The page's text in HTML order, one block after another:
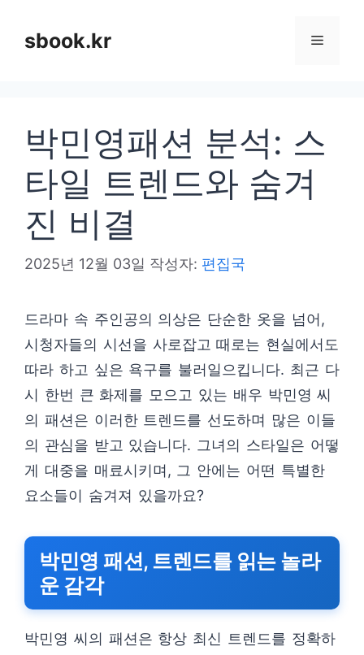
sbook.kr 메
박민영패션 분석: 스
타일 트렌드와 숨겨
진 비결
2025년 12월 03일 작성자: 편집국
드라마 속 주인공의 의상은 단순한 옷을 넘어,
시청자들의 시선을 사로잡고 때로는 현실에서도
따라 하고 싶은 욕구를 불러일으킵니다. 최근 다
시 한번 큰 화제를 모으고 있는 배우 박민영 씨
의 패션은 이러한 트렌드를 선도하며 많은 이들
의 관심을 받고 있습니다. 그녀의 스타일은 어떻
게 대중을 매료시키며, 그 안에는 어떤 특별한
요소들이 숨겨져 있을까요?
박민영 패션, 트렌드를 읽는 놀라
운 감각
박민영 씨의 패션은 항상 최신 트렌드를 정확하